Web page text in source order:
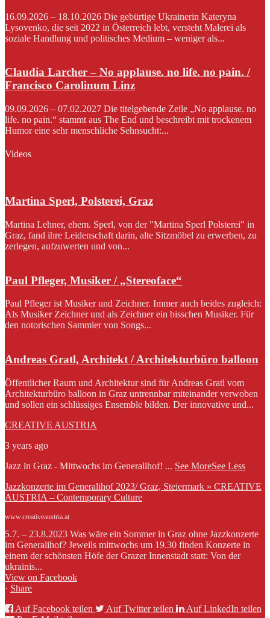
16.09.2026 – 18.10.2026 Die gebürtige Ukrainerin Kateryna
Lysovenko, die seit 2022 in Österreich lebt, versteht Malerei als
soziale Handlung und politisches Medium – weniger als...
Claudia Larcher – No applause. no life. no pain. /
Francisco Carolinum Linz
09.09.2026 – 07.02.2027 Die titelgebende Zeile „No applause. no
life. no pain.“ stammt aus The End und beschreibt mit trockenem
Humor eine sehr menschliche Sehnsucht:...
Videos
Martina Sperl, Polsterei, Graz
Martina Lehner, ehem. Sperl, von der "Martina Sperl Polsterei" in
Graz, fand ihre Leidenschaft darin, alte Sitzmöbel zu erwerben, zu
zerlegen, aufzuwerten und von...
Paul Pfleger, Musiker / „Stereoface“
Paul Pfleger ist Musiker und Zeichner. Immer auch beides zugleich:
Als Musiker Zeichner und als Zeichner ein bisschen Musiker. Für
den notorischen Sammler von Songs...
Andreas Gratl, Architekt / Architekturbüro balloon
Öffentlicher Raum und Architektur sind für Andreas Gratl vom
Architekturbüro balloon in Graz untrennbar miteinander verwoben
und sollen ein schlüssiges Ensemble bilden. Der innovative und...
CREATIVE AUSTRIA
3 years ago
Jazz in Graz - Mittwochs im Generalihof! ... See MoreSee Less
Jazzkonzerte im Generalihof 2023/ Graz, Steiermark » CREATIVE
AUSTRIA – Contemporary Culture
www.creativeaustria.at
5.7. – 23.8.2023 Was wäre ein Sommer in Graz ohne Jazzkonzerte
im Generalihof? Jeweils mittwochs um 19.30 finden Konzerte in
einem der schönsten Höfe der Grazer Innenstadt statt: Von der
ukrainis...
View on Facebook
· Share
Auf Facebook teilen
Auf Twitter teilen
Auf LinkedIn teilen